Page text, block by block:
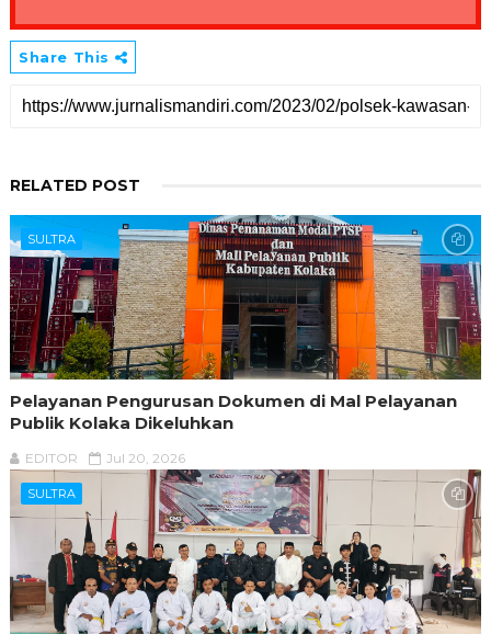
Share This
RELATED POST
SULTRA
Pelayanan Pengurusan Dokumen di Mal Pelayanan
Publik Kolaka Dikeluhkan
EDITOR Jul 20, 2026
SULTRA